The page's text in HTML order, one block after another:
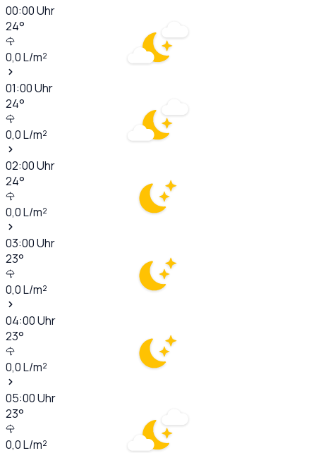
00:00Uhr
24°
0,0L/m²
01:00Uhr
24°
0,0L/m²
02:00Uhr
24°
0,0L/m²
03:00Uhr
23°
0,0L/m²
04:00Uhr
23°
0,0L/m²
05:00Uhr
23°
0,0L/m²